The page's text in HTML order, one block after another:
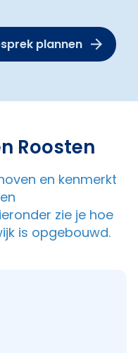
plannen
Roosten
en kenmerkt
zie je hoe
is opgebouwd.